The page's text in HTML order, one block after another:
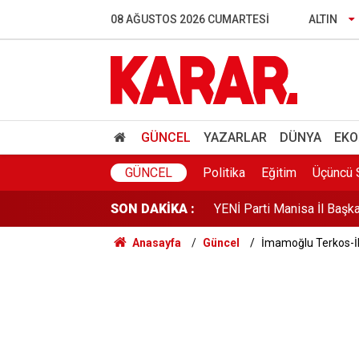
08 AĞUSTOS 2026 CUMARTESI ALTIN
GÜNCEL YAZARLAR DÜNYA
GÜNCEL Politika Eğitim Üçüncü
SON DAKİKA :
Uraloğlu duyurdu: Yeni
RTÜK’ten ATV’ye 8
YENİ Parti Manisa İl
Figen Yüksekdağ'dan
Toplarken eziyet,
Anasayfa Güncel İmamoğlu Terkos-